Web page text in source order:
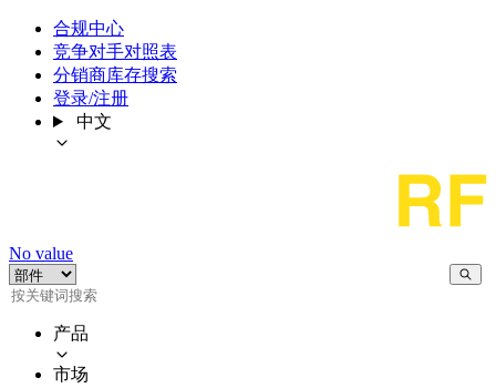
合规中心
竞争对手对照表
分销商库存搜索
登录/注册
中文
No value
产品
市场